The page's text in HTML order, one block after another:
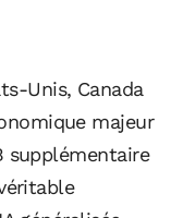
Unis, Canada
majeur
supplémentaire